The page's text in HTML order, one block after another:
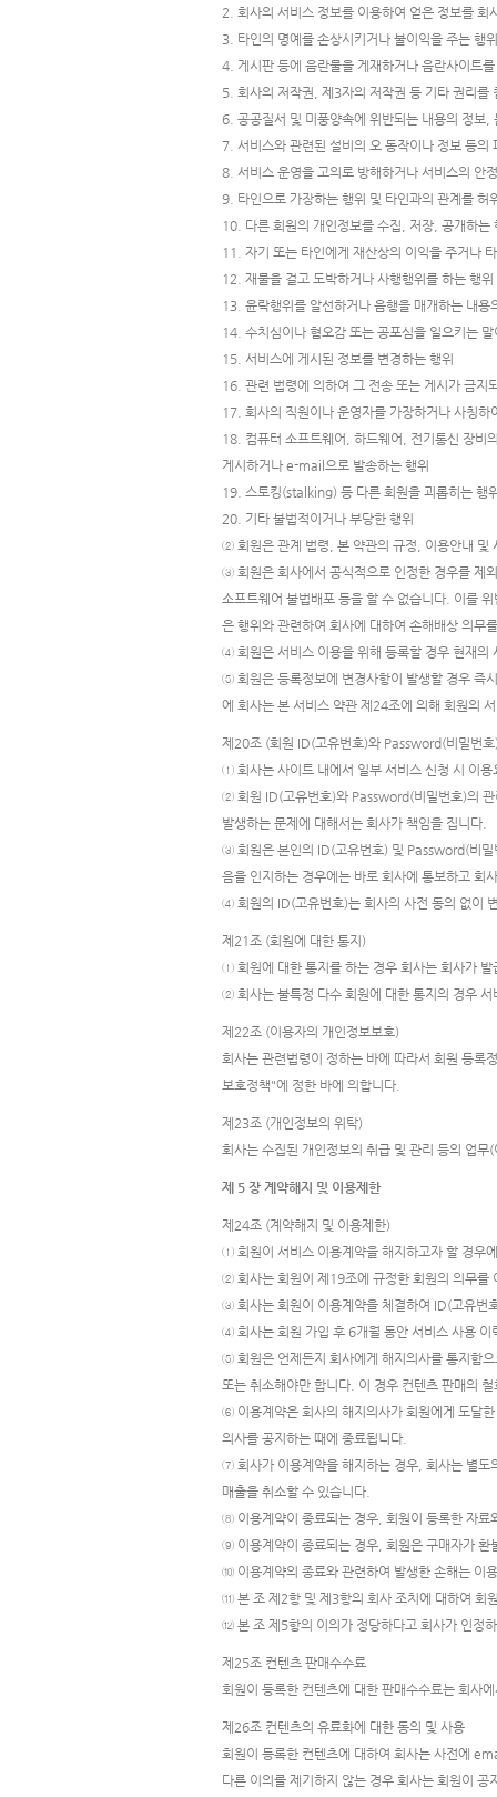
2. 회사의 서비스 정보를 이용하여 얻은 정보를
3. 타인의 명예를 손상시키거나 불이익을 주는 행위
4. 게시판 등에 음란물을 게재하거나 음란사이트
5. 회사의 저작권, 제3자의 저작권 등 기타 권리를
6. 공공질서 및 미풍양속에 위반되는 내용의 정보
7. 서비스와 관련된 설비의 오 동작이나 정보 등
8. 서비스 운영을 고의로 방해하거나 서비스의 안
9. 타인으로 가장하는 행위 및 타인과의 관계를 허
10. 다른 회원의 개인정보를 수집, 저장, 공개하는
11. 자기 또는 타인에게 재산상의 이익을 주거나
12. 재물을 걸고 도박하거나 사행행위를 하는 행위
13. 윤락행위를 알선하거나 음행을 매개하는 내용
14. 수치심이나 혐오감 또는 공포심을 일으키는
15. 서비스에 게시된 정보를 변경하는 행위
16. 관련 법령에 의하여 그 전송 또는 게시가 금지
17. 회사의 직원이나 운영자를 가장하거나 사칭
18. 컴퓨터 소프트웨어, 하드웨어, 전기통신 장비
게시하거나 e-mail으로 발송하는 행위
19. 스토킹(stalking) 등 다른 회원을 괴롭히는 행
20. 기타 불법적이거나 부당한 행위
② 회원은 관계 법령, 본 약관의 규정, 이용안내 및
③ 회원은 회사에서 공식적으로 인정한 경우를 제
소프트웨어 불법배포 등을 할 수 없습니다. 이를
은 행위와 관련하여 회사에 대하여 손해배상 의무
④ 회원은 서비스 이용을 위해 등록할 경우 현재의
⑤ 회원은 등록정보에 변경사항이 발생할 경우 즉
에 회사는 본 서비스 약관 제24조에 의해 회원의
제20조 (회원 ID(고유번호)와 Password(비밀번
① 회사는 사이트 내에서 일부 서비스 신청 시 이
② 회원 ID(고유번호)와 Password(비밀번호)의 관
발생하는 문제에 대해서는 회사가 책임을 집니다.
③ 회원은 본인의 ID(고유번호) 및 Password(비밀
음을 인지하는 경우에는 바로 회사에 통보하고 회
④ 회원의 ID(고유번호)는 회사의 사전 동의 없이
제21조 (회원에 대한 통지)
① 회원에 대한 통지를 하는 경우 회사는 회사가
② 회사는 불특정 다수 회원에 대한 통지의 경우
제22조 (이용자의 개인정보보호)
회사는 관련법령이 정하는 바에 따라서 회원 등록
보호정책"에 정한 바에 의합니다.
제23조 (개인정보의 위탁)
회사는 수집된 개인정보의 취급 및 관리 등의 업
제 5 장 계약해지 및 이용제한
제24조 (계약해지 및 이용제한)
① 회원이 서비스 이용계약을 해지하고자 할 경우
② 회사는 회원이 제19조에 규정한 회원의 의무를
③ 회사는 회원이 이용계약을 체결하여 ID(고유번
④ 회사는 회원 가입 후 6개월 동안 서비스 사용 이
⑤ 회원은 언제든지 회사에게 해지의사를 통지함
또는 취소해야만 합니다. 이 경우 컨텐츠 판매의
⑥ 이용계약은 회사의 해지의사가 회원에게 도달
의사를 공지하는 때에 종료됩니다.
⑦ 회사가 이용계약을 해지하는 경우, 회사는 별도
매출을 취소할 수 있습니다.
⑧ 이용계약이 종료되는 경우, 회원이 등록한 자료
⑨ 이용계약이 종료되는 경우, 회원은 구매자가 환
⑩ 이용계약의 종료와 관련하여 발생한 손해는 이
⑪ 본 조 제2항 및 제3항의 회사 조치에 대하여 회
⑫ 본 조 제5항의 이의가 정당하다고 회사가 인정
제25조 컨텐츠 판매수수료
회원이 등록한 컨텐츠에 대한 판매수수료는 회사
제26조 컨텐츠의 유료화에 대한 동의 및 사용
회원이 등록한 컨텐츠에 대하여 회사는 사전에
다른 이의를 제기하지 않는 경우 회사는 회원이